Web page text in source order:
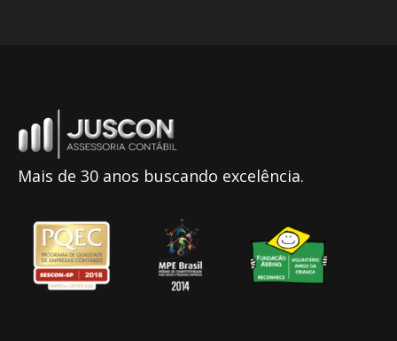
Mais de 30 anos buscando excelência.